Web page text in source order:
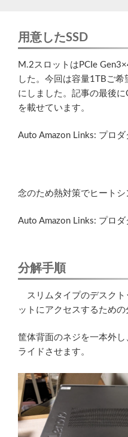
用意したSSD
M.2スロットはPCIe
した。今回は容量1TBご
にしました。記事の最後
を載せています。
Auto Amazon Links: プロダ
念のため熱対策でヒートシ
Auto Amazon Links: プロダ
分解手順
スリムタイプのデスクト
ットにアクセスするための
筐体背面のネジを一本外
ライドさせます。